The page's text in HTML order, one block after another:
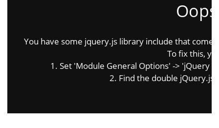
You have some jquery.js library include that
To fix this,
1. Set 'Module General Options' -> 'jQuery
2. Find the double jQuery.js